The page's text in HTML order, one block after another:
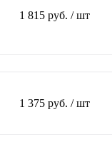
1 815 руб. / шт
1 375 руб. / шт